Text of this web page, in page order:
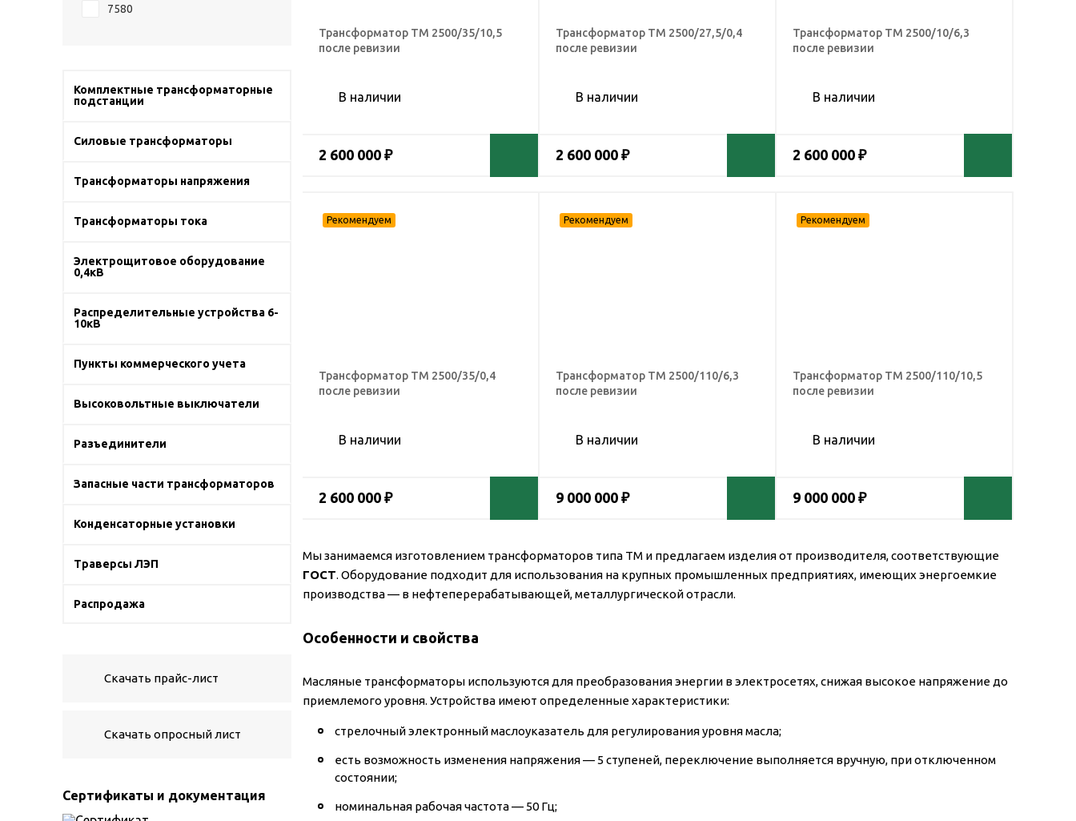
7580
Комплектные трансформаторные
подстанции
Силовые трансформаторы
Трансформаторы напряжения
Трансформаторы тока
Электрощитовое оборудование
0,4кВ
Распределительные устройства 6-
10кВ
Пункты коммерческого учета
Высоковольтные выключатели
Разъединители
Запасные части трансформаторов
Конденсаторные установки
Траверсы ЛЭП
Распродажа
Скачать прайс-лист
Скачать опросный лист
Сертификаты и документация
Трансформатор ТМ 2500/35/10,5
после ревизии
В наличии
2 600 000 ₽
Трансформатор ТМ 2500/27,5/0,4
после ревизии
В наличии
2 600 000 ₽
Трансформатор ТМ 2500/10/6,3
после ревизии
В наличии
2 600 000 ₽
Трансформатор ТМ 2500/35/0,4
после ревизии
В наличии
2 600 000 ₽
Трансформатор ТМ 2500/110/6,3
после ревизии
В наличии
9 000 000 ₽
Трансформатор ТМ 2500/110/10,5
после ревизии
В наличии
9 000 000 ₽
Мы занимаемся изготовлением трансформаторов типа ТМ и предлагаем изделия от производителя, соответствующие
ГОСТ. Оборудование подходит для использования на крупных промышленных предприятиях, имеющих энергоемкие
производства — в нефтеперерабатывающей, металлургической отрасли.
Особенности и свойства
Масляные трансформаторы используются для преобразования энергии в электросетях, снижая высокое напряжение до
приемлемого уровня. Устройства имеют определенные характеристики:
стрелочный электронный маслоуказатель для регулирования уровня масла;
есть возможность изменения напряжения — 5 ступеней, переключение выполняется вручную, при отключенном
состоянии;
номинальная рабочая частота — 50 Гц;